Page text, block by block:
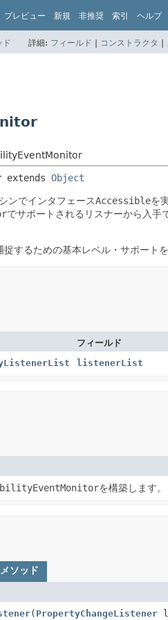
プレビュー 新規 非推奨 索引 ヘルプ
ド 詳細: フィールド | コンストラクタ |
extends Object
ンでインタフェースAccessibleを
でサポートされるリスナーから入手
するための基本レベル・サポート
フィールド
listenerList
を構築します。
ソッド
( PropertyChangeListener